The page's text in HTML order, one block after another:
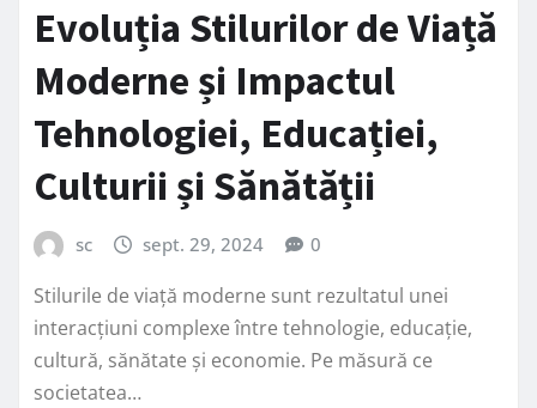
Evoluția Stilurilor de Viață
Moderne și Impactul
Tehnologiei, Educației,
Culturii și Sănătății
sc sept. 29, 2024 0
Stilurile de viață moderne sunt rezultatul unei
interacțiuni complexe între tehnologie, educație,
cultură, sănătate și economie. Pe măsură ce
societatea…